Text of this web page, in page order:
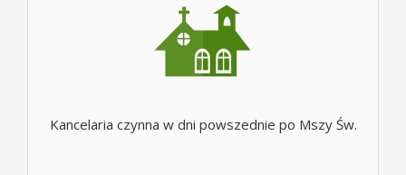
Kancelaria czynna w dni powszednie po Mszy Św.